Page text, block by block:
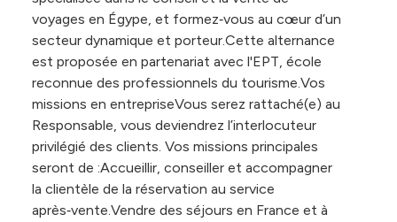
voyages en Égype, et formez‑vous au cœur d’un
secteur dynamique et porteur.Cette alternance
est proposée en partenariat avec l'EPT, école
reconnue des professionnels du tourisme.Vos
missions en entrepriseVous serez rattaché(e) au
Responsable, vous deviendrez l’interlocuteur
privilégié des clients. Vos missions principales
seront de :Accueillir, conseiller et accompagner
la clientèle de la réservation au service
après‑vente.Vendre des séjours en France et à